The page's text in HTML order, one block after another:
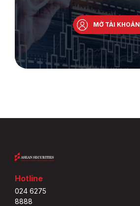
MỞ TÀI KHOẢN
Hotline
024 6275
8888